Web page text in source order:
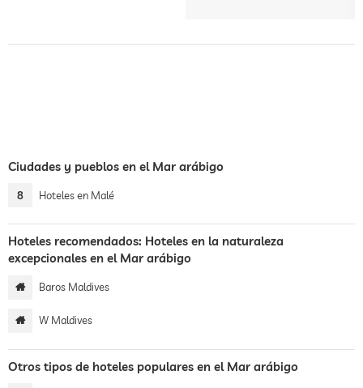
Ciudades y pueblos en el Mar arábigo
8 Hoteles en Malé
Hoteles recomendados: Hoteles en la naturaleza
excepcionales en el Mar arábigo
Baros Maldives
W Maldives
Otros tipos de hoteles populares en el Mar arábigo